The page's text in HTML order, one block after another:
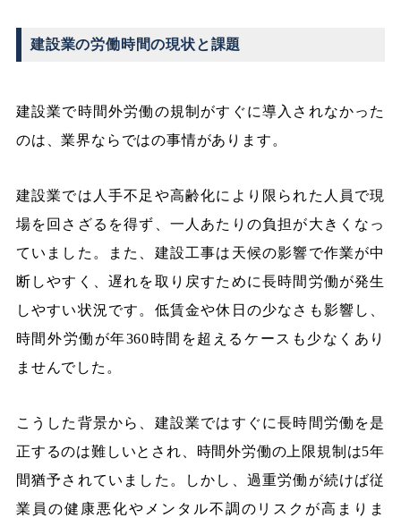
建設業の労働時間の現状と課題
建設業で時間外労働の規制がすぐに導入されなかった
のは、業界ならではの事情があります。
建設業では人手不足や高齢化により限られた人員で現
場を回さざるを得ず、一人あたりの負担が大きくなっ
ていました。また、建設工事は天候の影響で作業が中
断しやすく、遅れを取り戻すために長時間労働が発生
しやすい状況です。低賃金や休日の少なさも影響し、
時間外労働が年360時間を超えるケースも少なくあり
ませんでした。
こうした背景から、建設業ではすぐに長時間労働を是
正するのは難しいとされ、時間外労働の上限規制は5年
間猶予されていました。しかし、過重労働が続けば従
業員の健康悪化やメンタル不調のリスクが高まりま